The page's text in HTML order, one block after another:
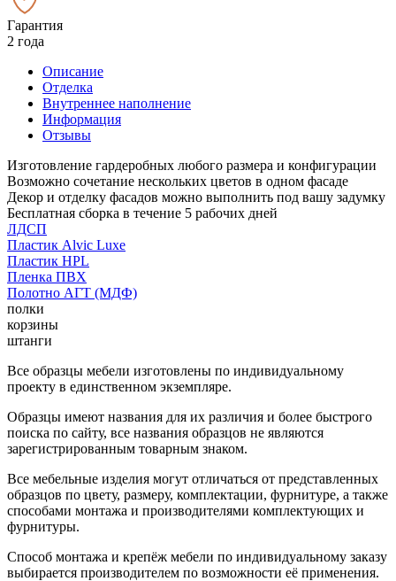
Гарантия
2 года
Описание
Отделка
Внутреннее наполнение
Информация
Отзывы
Изготовление гардеробных любого размера и конфигурации
Возможно сочетание нескольких цветов в одном фасаде
Декор и отделку фасадов можно выполнить под вашу задумку
Бесплатная сборка в течение 5 рабочих дней
ЛДСП
Пластик Alvic Luxe
Пластик HPL
Пленка ПВХ
Полотно АГТ (МДФ)
полки
корзины
штанги
Все образцы мебели изготовлены по индивидуальному
проекту в единственном экземпляре.
Образцы имеют названия для их различия и более быстрого
поиска по сайту, все названия образцов не являются
зарегистрированным товарным знаком.
Все мебельные изделия могут отличаться от представленных
образцов по цвету, размеру, комплектации, фурнитуре, а также
способами монтажа и производителями комплектующих и
фурнитуры.
Способ монтажа и крепёж мебели по индивидуальному заказу
выбирается производителем по возможности её применения.